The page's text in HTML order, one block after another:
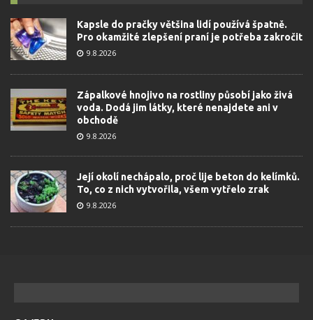
Kapsle do pračky většina lidí používá špatně.
Pro okamžité zlepšení praní je potřeba zakročit
9.8.2026
Zápalkové hnojivo na rostliny působí jako živá
voda. Dodá jim látky, které nenajdete ani v
obchodě
9.8.2026
Její okolí nechápalo, proč lije beton do kelímků.
To, co z nich vytvořila, všem vytřelo zrak
9.8.2026